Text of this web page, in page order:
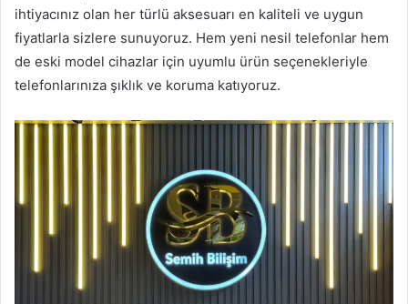
ihtiyacınız olan her türlü aksesuarı en kaliteli ve uygun
fiyatlarla sizlere sunuyoruz. Hem yeni nesil telefonlar hem
de eski model cihazlar için uyumlu ürün seçenekleriyle
telefonlarınıza şıklık ve koruma katıyoruz.